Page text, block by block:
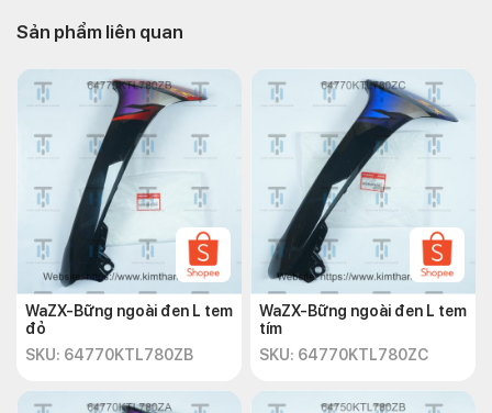
Sản phẩm liên quan
WaZX-Bững ngoài đen L tem
đỏ
SKU: 64770KTL780ZB
WaZX-Bững ngoài đen L tem
tím
SKU: 64770KTL780ZC